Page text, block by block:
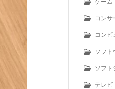
コンサ
コンピ
ソフト
ソフト
テレビ